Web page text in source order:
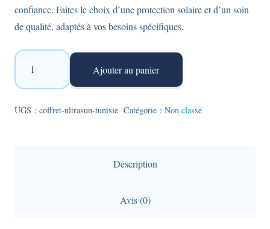
confiance. Faites le choix d’une protection solaire et d’un soin
de qualité, adaptés à vos besoins spécifiques.
quantité
Coffret
Ultrasun
Ajouter au panier
UGS : coffret-ultrasun-tunisie Catégorie : Non classé
Description
Avis (0)